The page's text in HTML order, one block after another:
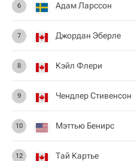
6 Адам Ларссон
7 Джордан Эберле
8 Кэйл Флери
9 Чендлер Стивенсон
10 Мэттью Бенирс
12 Тай Картье